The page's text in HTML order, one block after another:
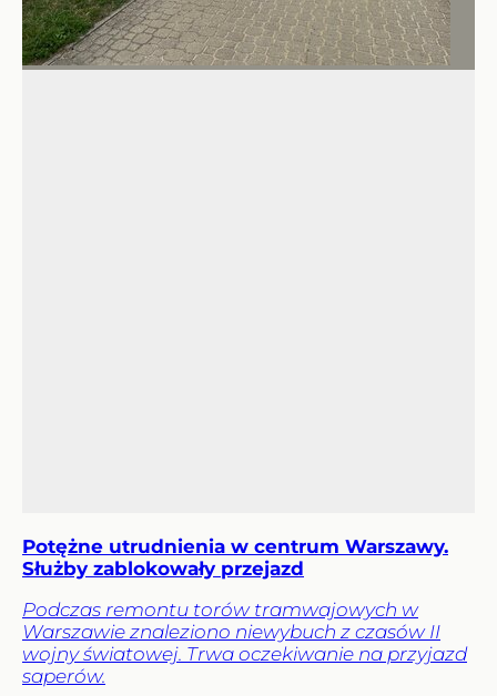
Potężne utrudnienia w centrum Warszawy.
Służby zablokowały przejazd
Podczas remontu torów tramwajowych w
Warszawie znaleziono niewybuch z czasów II
wojny światowej. Trwa oczekiwanie na przyjazd
saperów.